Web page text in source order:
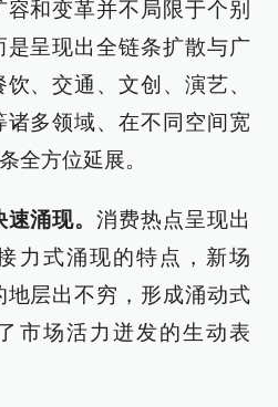
和变革并不局限于个别
呈现出全链条扩散与广
、交通、文创、演艺、
诸多领域、在不同空间宽
全方位延展。
速涌现。消费热点呈现出
力式涌现的特点，新场
层出不穷，形成涌动式
市场活力迸发的生动表